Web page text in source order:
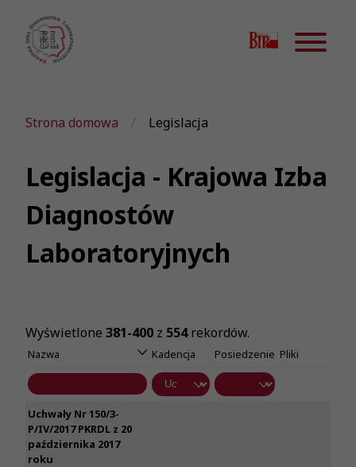
Strona domowa Legislacja
Legislacja - Krajowa Izba
Diagnostów
Laboratoryjnych
Wyświetlone 381-400 z 554rekordów.
Nazwa Kadencja Posiedzenie Pliki
Uchwały Nr 150/3-
P/IV/2017 PKRDL z 20
października 2017
roku